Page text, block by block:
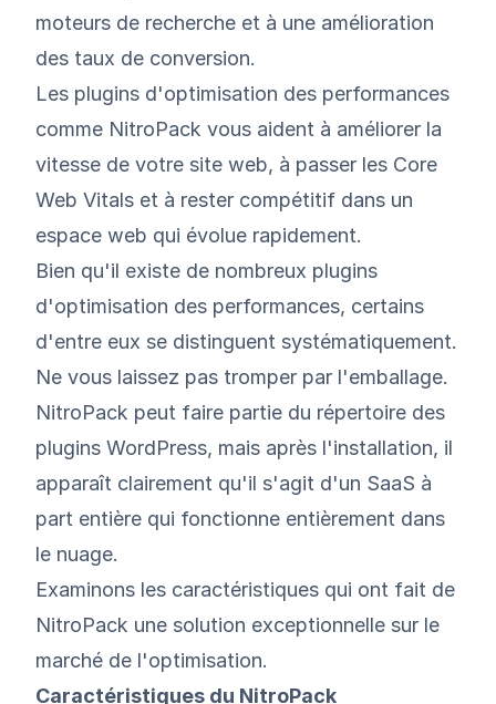
moteurs de recherche et à une amélioration
des taux de conversion.
Les plugins d'optimisation des performances
comme NitroPack vous aident à améliorer la
vitesse de votre site web, à passer les Core
Web Vitals et à rester compétitif dans un
espace web qui évolue rapidement.
Bien qu'il existe de nombreux plugins
d'optimisation des performances, certains
d'entre eux se distinguent systématiquement.
Ne vous laissez pas tromper par l'emballage.
NitroPack peut faire partie du répertoire des
plugins WordPress, mais après l'installation, il
apparaît clairement qu'il s'agit d'un SaaS à
part entière qui fonctionne entièrement dans
le nuage.
Examinons les caractéristiques qui ont fait de
NitroPack une solution exceptionnelle sur le
marché de l'optimisation.
Caractéristiques du NitroPack